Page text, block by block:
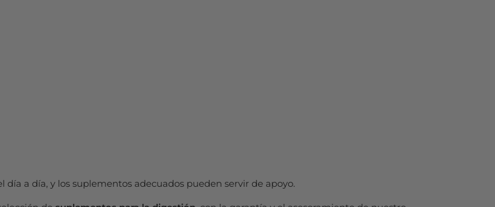
a día, y los suplementos adecuados pueden servir de apoyo.